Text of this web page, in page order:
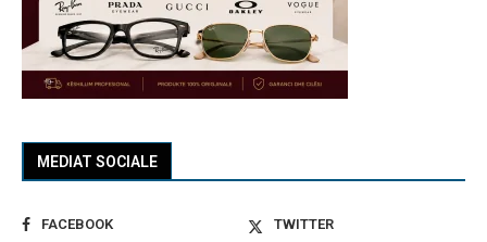
MEDIAT SOCIALE
FACEBOOK
TWITTER